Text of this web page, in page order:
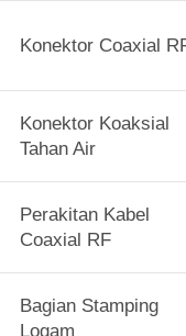
Konektor Coaxial
Konektor Koaksial
Tahan Air
Perakitan Kabel
Coaxial RF
Bagian Stamping
Logam